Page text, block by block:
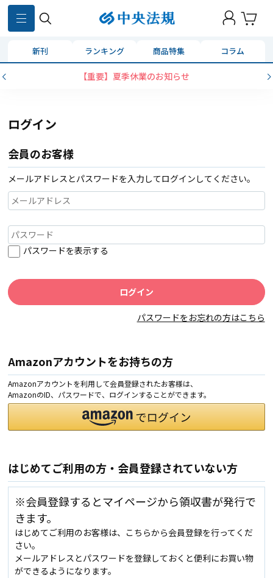
新刊 ランキング 商品特集 コラム
【重要】夏季休業のお知らせ
ログイン
会員のお客様
メールアドレスとパスワードを入力してログインしてください。
パスワードを表示する
パスワードをお忘れの方はこちら
Amazonアカウントをお持ちの方
Amazonアカウントを利用して会員登録されたお客様は、
AmazonのID、パスワードで、ログインすることができます。
はじめてご利用の方・会員登録されていない方
※会員登録するとマイページから領収書が発行で
きます。
はじめてご利用のお客様は、こちらから会員登録を行ってくだ
さい。
メールアドレスとパスワードを登録しておくと便利にお買い物
ができるようになります。